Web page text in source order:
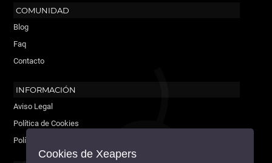
COMUNIDAD
Blog
Faq
Contacto
INFORMACIÓN
Aviso Legal
Política de Cookies
Política de Privacidad
Cookies de Xeapers